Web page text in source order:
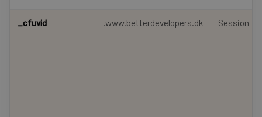
_cfuvid .www.betterdevelopers.dk Session